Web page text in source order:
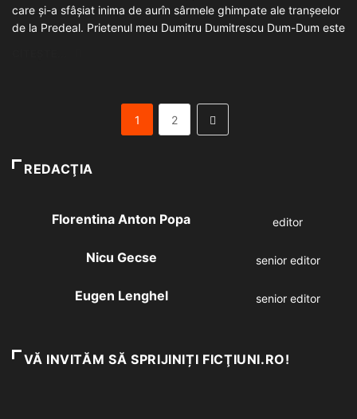
care și-a sfâșiat inima de aurîn sârmele ghimpate ale tranșeelor
de la Predeal. Prietenul meu Dumitru Dumitrescu Dum-Dum este
1 2
REDACŢIA
Florentina Anton Popa editor
Nicu Gecse senior editor
Eugen Lenghel senior editor
VĂ INVITĂM SĂ SPRIJINIȚI FICŢIUNI.RO!